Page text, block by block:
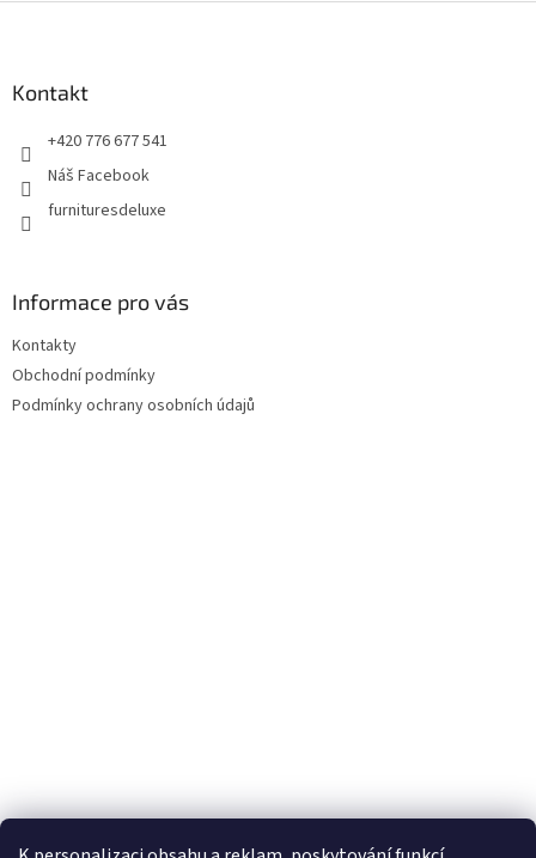
Kontakt
+420 776 677 541
Náš Facebook
furnituresdeluxe
Informace pro vás
Kontakty
Obchodní podmínky
Podmínky ochrany osobních údajů
Facebook Instagram